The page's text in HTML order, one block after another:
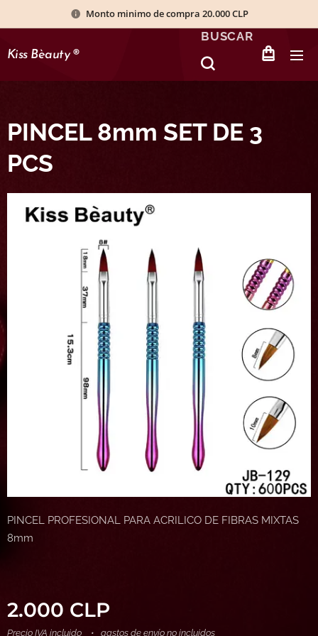
Monto minimo de compra 20.000 CLP
Kiss Bèauty®
BUSCAR
PINCEL 8mm SET DE 3
PCS
PINCEL PROFESIONAL PARA ACRILICO DE FIBRAS MIXTAS
8mm
2.000 CLP
Precio IVA incluido gastos de envío no incluidos